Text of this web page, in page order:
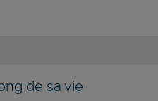
de sa vie